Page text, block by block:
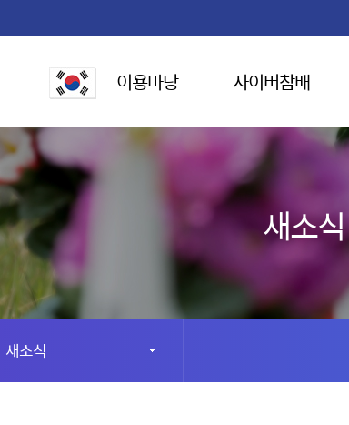
이용마당 사이버참배
새소식
새소식